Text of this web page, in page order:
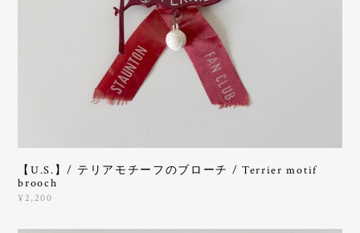
【U.S.】/ テリアモチーフのブローチ / Terrier motif
brooch
¥2,200